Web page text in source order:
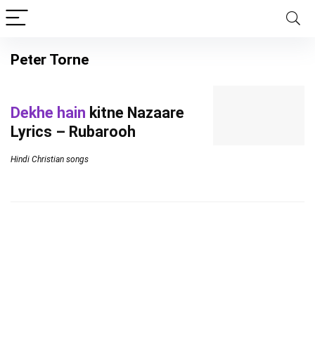
Peter Torne
Dekhe hain kitne Nazaare
Lyrics – Rubarooh
Hindi Christian songs